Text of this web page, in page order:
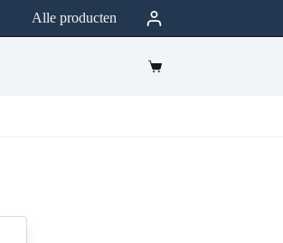
Alle producten